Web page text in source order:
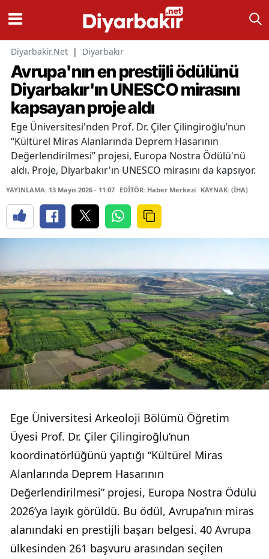
Diyarbakir.Net | Diyarbakır
Avrupa'nın en prestijli ödülünü
Diyarbakır'ın UNESCO mirasını
kapsayan proje aldı
Ege Üniversitesi'nden Prof. Dr. Çiler Çilingiroğlu’nun
“Kültürel Miras Alanlarında Deprem Hasarının
Değerlendirilmesi” projesi, Europa Nostra Ödülü'nü
aldı. Proje, Diyarbakır'ın UNESCO mirasını da kapsıyor.
YAYINLAMA: 13 Mayıs 2026 - 11:07 EDİTÖR: Haber Merkezi KAYNAK: (İHA)
Ege Üniversitesi Arkeoloji Bölümü Öğretim
Üyesi Prof. Dr. Çiler Çilingiroğlu’nun
koordinatörlüğünü yaptığı “Kültürel Miras
Alanlarında Deprem Hasarının
Değerlendirilmesi” projesi, Europa Nostra Ödülü
2026’ya layık görüldü. Bu ödül, Avrupa’nın miras
alanındaki en prestijli başarı belgesi. 40 Avrupa
ülkesinden 261 başvuru arasından seçilen